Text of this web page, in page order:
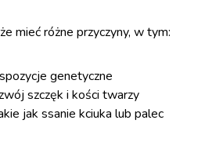
mieć różne przyczyny, w tym:
genetyczne
szczęk i kości twarzy
jak ssanie kciuka lub palec